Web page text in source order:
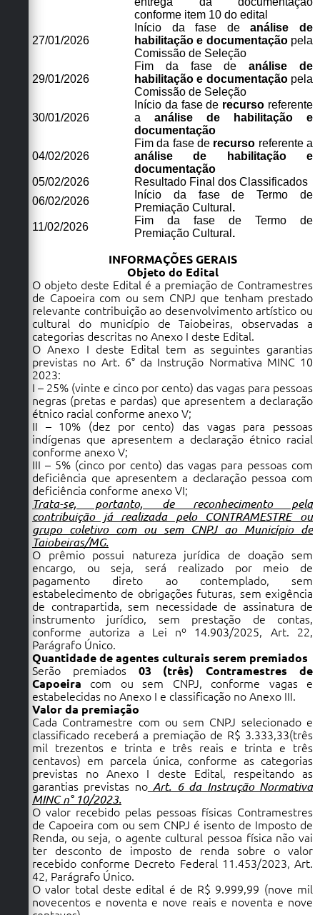
conforme item 10 do edital
27/01/2026
Início da fase deanálise de
habilitação e documentação pela
Comissão de Seleção
29/01/2026
Fim da fase deanálise de
habilitação e documentação pela
Comissão de Seleção
30/01/2026
Início da fase de recurso referente
a análise de habilitação e
documentação
04/02/2026
Fim da fase de recurso referente a
análise de habilitação e
documentação
05/02/2026
Resultado Final dos Classificados
06/02/2026
Início da fase de Termo de
Premiação Cultural .
11/02/2026
Fim da fase de Termo de
Premiação Cultural .
INFORMAÇÕES GERAIS
Objeto do Edital
O objeto deste Edital é a premiação de Contramestres
de Capoeira com ou sem CNPJ que tenham prestado
relevante contribuição ao desenvolvimento artístico ou
cultural do município de Taiobeiras, observadas a
categorias descritas no Anexo I deste Edital.
O Anexo I deste Edital tem as seguintes garantias
previstas no Art. 6° da Instrução Normativa MINC 10
2023:
I – 25% (vinte e cinco por cento) das vagas para pessoas
negras (pretas e pardas) que apresentem a declaração
étnico racial conforme anexo V;
II – 10% (dez por cento) das vagas para pessoas
indígenas que apresentem a declaração étnico racial
conforme anexo V;
III – 5% (cinco por cento) das vagas para pessoas com
deficiência que apresentem a declaração pessoa com
deficiência conforme anexo VI;
Trata-se, portanto, de reconhecimento pela
contribuição já realizada pelo CONTRAMESTRE ou
grupo coletivo com ou sem CNPJ ao Município de
Taiobeiras/MG.
O prêmio possui natureza jurídica de doação sem
encargo, ou seja, será realizado por meio de
pagamento direto ao contemplado, sem
estabelecimento de obrigações futuras, sem exigência
de contrapartida, sem necessidade de assinatura de
instrumento jurídico, sem prestação de contas,
conforme autoriza a Lei nº 14.903/2025, Art. 22,
Parágrafo Único.
Quantidade de agentes culturais serem premiados
Serão premiados 03 (três) Contramestres de
Capoeira com ou sem CNPJ, conforme vagas e
estabelecidas no Anexo I e classificação no Anexo III.
Valor da premiação
Cada Contramestre com ou sem CNPJ selecionado e
classificado receberá a premiação de R$ 3.333,33(três
mil trezentos e trinta e três reais e trinta e três
centavos) em parcela única, conforme as categorias
previstas no Anexo I deste Edital, respeitando as
garantias previstas noArt. 6 da Instrução Normativa
MINC n° 10/2023.
O valor recebido pelas pessoas físicas Contramestres
de Capoeira com ou sem CNPJ é isento de Imposto de
Renda, ou seja, o agente cultural pessoa física não vai
ter desconto de imposto de renda sobre o valor
recebido conforme Decreto Federal 11.453/2023, Art.
42, Parágrafo Único.
O valor total deste edital é de R$ 9.999,99 (nove mil
novecentos e noventa e nove reais e noventa e nove